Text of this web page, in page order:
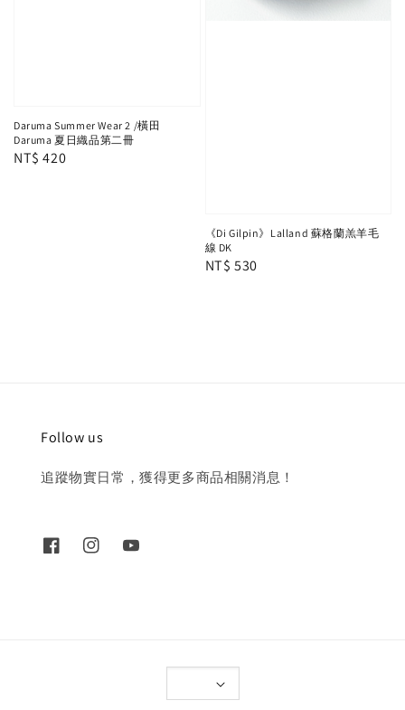
Daruma Summer Wear 2 /橫田
Daruma 夏日織品第二冊
Regular
NT$ 420
《Di Gilpin》Lalland 蘇格蘭羔羊毛
線 DK
Regular
NT$ 530
Follow us
追蹤物實日常，獲得更多商品相關消息！